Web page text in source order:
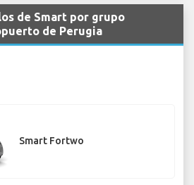
de Smart por grupo
de Perugia
Smart Fortwo